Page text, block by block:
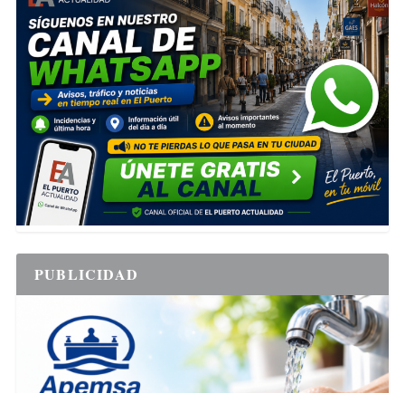
PUBLICIDAD